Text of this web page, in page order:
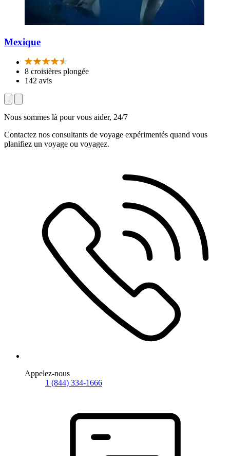
Mexique
8 croisières plongée
142 avis
Nous sommes là pour vous aider, 24/7
Contactez nos consultants de voyage expérimentés quand vous
planifiez un voyage ou voyagez.
Appelez-nous
1 (844) 334-1666